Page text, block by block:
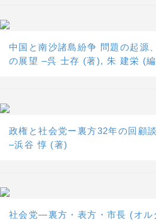
中国と南沙諸島紛争 問題の起源
の展望 –呉 士存 (著), 朱 建栄 (
政権と社会党ー裏方32年の回顧
–浜谷 惇 (著)
社会党―裏方・表方・市長 (オ